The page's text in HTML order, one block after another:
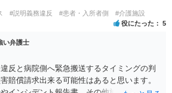
れないと考えられます。
#説明義務違反 #患者・入所者側 #介護施設
役にたった 5
い弁護士
反と病院側へ緊急搬送するタイミングの判
賠償請求出来る可能性はあると思います。